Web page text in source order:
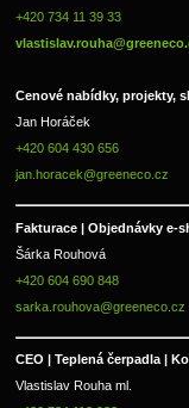
+420 734 11 39 33
Cenové nabídky, projekty,
Jan Horáček
+420 604 430 656
jan.horacek@greeneco.cz
Fakturace | Objednávky e-
Šárka Rouhová
+420 604 690 848
sarka.rouhova@greeneco.cz
CEO | Teplená čerpadla |
Vlastislav Rouha ml.